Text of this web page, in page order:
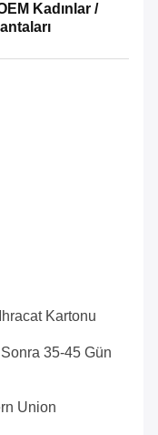
Kadınlar /
Kartonu
35-45 Gün
Union